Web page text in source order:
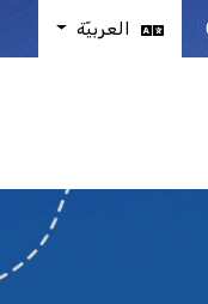
العربيّة